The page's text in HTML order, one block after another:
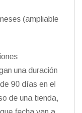
(ampliable
una duración
90 días en el
de una tienda,